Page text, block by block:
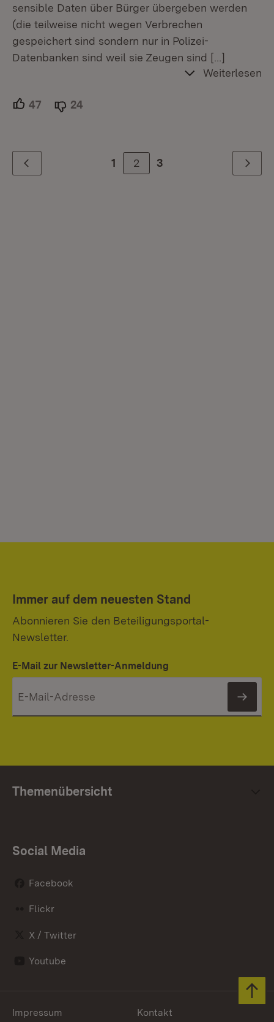
sensible Daten über Bürger übergeben werden
(die teilweise nicht wegen Verbrechen
gespeichert sind sondern nur in Polizei-
Datenbanken sind weil sie Zeugen sind […]
Weiterlesen
47 Unterstützer.
24
Zurück 1 2 3 Weiter
Immer auf dem neuesten Stand
Abonnieren Sie den Beteiligungsportal-
Newsletter.
E-Mail zur Newsletter-Anmeldung
Themenübersicht
Social Media
Facebook
Flickr
X / Twitter
Youtube
Impressum Kontakt